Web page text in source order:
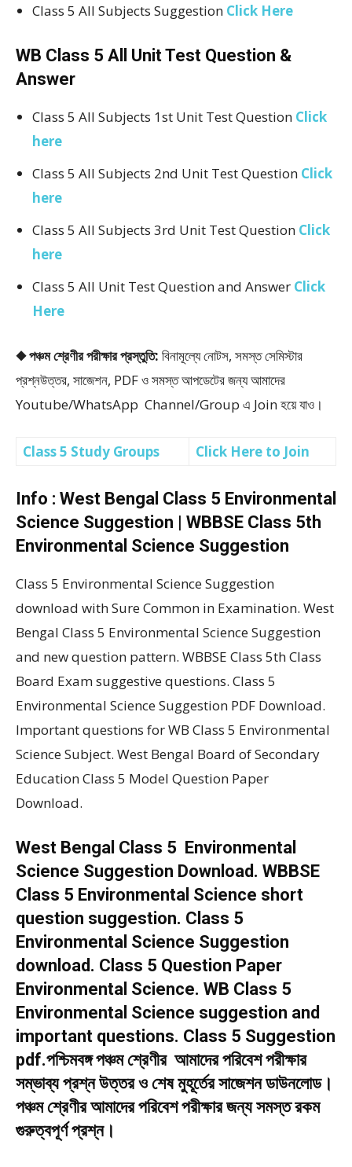
Class 5 All Subjects Suggestion Click Here
WB Class 5 All Unit Test Question &
Answer
Class 5 All Subjects 1st Unit Test Question Click
here
Class 5 All Subjects 2nd Unit Test Question Click
here
Class 5 All Subjects 3rd Unit Test Question Click
here
Class 5 All Unit Test Question and Answer Click
Here
◆ পঞ্চম শ্রেণীর পরীক্ষার প্রস্তুতি: বিনামূল্যে নোটস, সমস্ত সেমিস্টার
প্রশ্নউত্তর, সাজেশন, PDF ও সমস্ত আপডেটের জন্য আমাদের
Youtube/WhatsApp Channel/Group এ Join হয়ে যাও।
Class 5 Study Groups Click Here to Join
Info : West Bengal Class 5 Environmental
Science Suggestion | WBBSE Class 5th
Environmental Science Suggestion
Class 5 Environmental Science Suggestion
download with Sure Common in Examination. West
Bengal Class 5 Environmental Science Suggestion
and new question pattern. WBBSE Class 5th Class
Board Exam suggestive questions. Class 5
Environmental Science Suggestion PDF Download.
Important questions for WB Class 5 Environmental
Science Subject. West Bengal Board of Secondary
Education Class 5 Model Question Paper
Download.
West Bengal Class 5 Environmental
Science Suggestion Download. WBBSE
Class 5 Environmental Science short
question suggestion. Class 5
Environmental Science Suggestion
download. Class 5 Question Paper
Environmental Science. WB Class 5
Environmental Science suggestion and
important questions. Class 5 Suggestion
pdf.পশ্চিমবঙ্গ পঞ্চম শ্রেণীর আমাদের পরিবেশ পরীক্ষার
সম্ভাব্য প্রশ্ন উত্তর ও শেষ মুহূর্তের সাজেশন ডাউনলোড।
পঞ্চম শ্রেণীর আমাদের পরিবেশ পরীক্ষার জন্য সমস্ত রকম
গুরুত্বপূর্ণ প্রশ্ন।